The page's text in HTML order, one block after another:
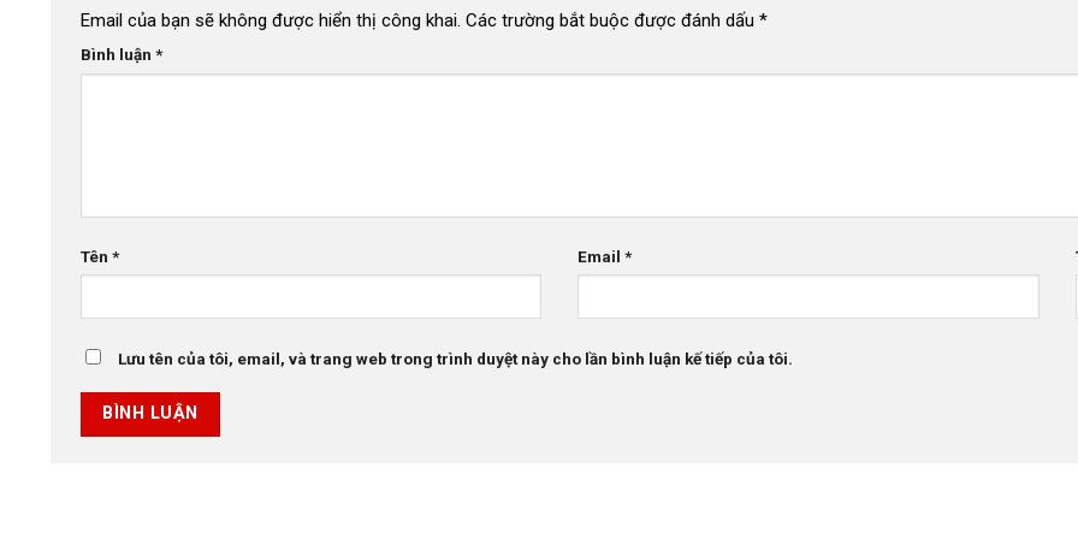
Email của bạn sẽ không được hiển thị công khai. Các trường bắt buộc được đánh dấu *
Bình luận *
Tên * Email*
Lưu tên của tôi, email, và trang web trong trình duyệt này cho lần bình luận kế tiếp của tôi.